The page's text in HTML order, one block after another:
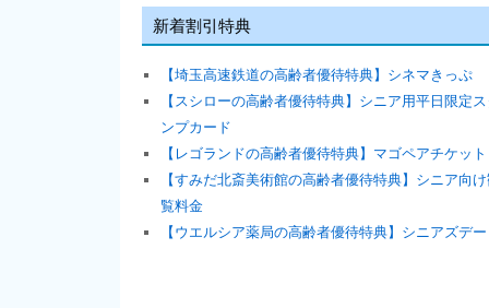
新着割引特典
【埼玉高速鉄道の高齢者優待特典】シネマきっぷ
【スシローの高齢者優待特典】シニア用平日限定ス
ンプカード
【レゴランドの高齢者優待特典】マゴペアチケット
【すみだ北斎美術館の高齢者優待特典】シニア向
覧料金
【ウエルシア薬局の高齢者優待特典】シニアズデー